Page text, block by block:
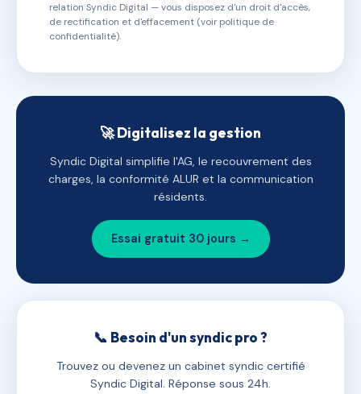
relation Syndic Digital — vous disposez d'un droit d'accès,
de rectification et d'effacement (voir politique de
confidentialité).
🚀 Digitalisez la gestion
Syndic Digital simplifie l'AG, le recouvrement des
charges, la conformité ALUR et la communication
résidents.
Essai gratuit 30 jours →
📞 Besoin d'un syndic pro ?
Trouvez ou devenez un cabinet syndic certifié
Syndic Digital. Réponse sous 24h.